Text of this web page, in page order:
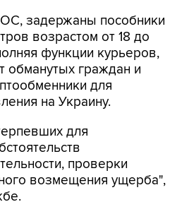
задержаны пособники
возрастом от 18 до
функции курьеров,
обманутых граждан и
для
на Украину.
для
проверки
возмещения ущерба",